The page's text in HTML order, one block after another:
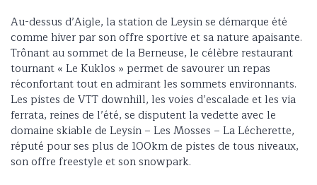
Au-dessus d’Aigle, la station de Leysin se démarque été
comme hiver par son offre sportive et sa nature apaisante.
Trônant au sommet de la Berneuse, le célèbre restaurant
tournant « Le Kuklos » permet de savourer un repas
réconfortant tout en admirant les sommets environnants.
Les pistes de VTT downhill, les voies d’escalade et les via
ferrata, reines de l’été, se disputent la vedette avec le
domaine skiable de Leysin – Les Mosses – La Lécherette,
réputé pour ses plus de 100km de pistes de tous niveaux,
son offre freestyle et son snowpark.